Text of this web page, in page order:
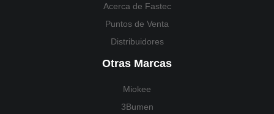
Acerca de Fastec
Puntos de Venta
Distribuidores
Otras Marcas
Miokee
3Bumen